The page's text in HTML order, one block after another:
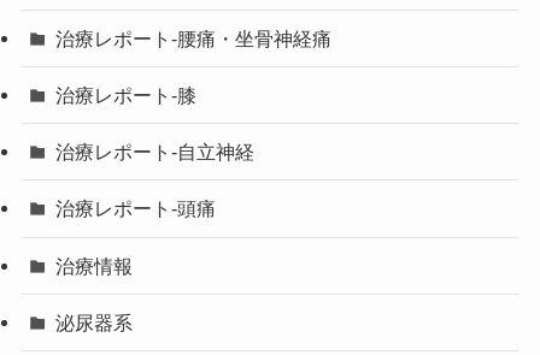
治療レポート-腰痛・坐骨神経痛
治療レポート-膝
治療レポート-自立神経
治療レポート-頭痛
治療情報
泌尿器系